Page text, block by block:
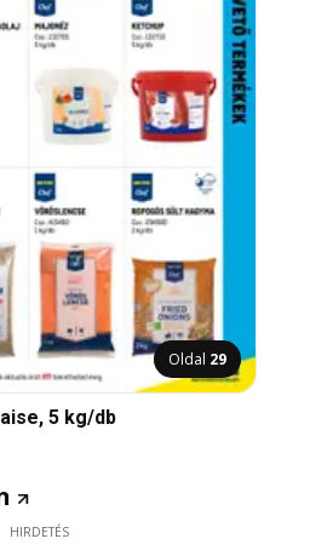
Oldal 29
5 kg/db
HIRDETÉS